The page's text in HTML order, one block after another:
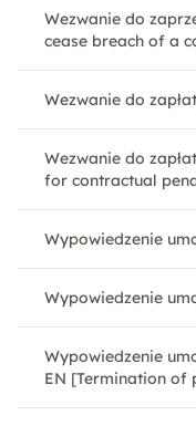
Wezwanie do
cease breach of a
Wezwanie do
Wezwanie do
for contractual
Wypowiedzenie
Wypowiedzenie
Wypowiedzenie
EN [Termination of